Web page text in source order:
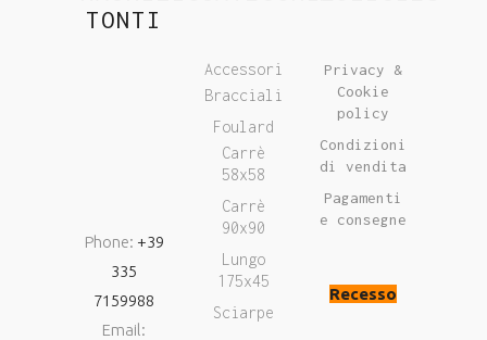
TONTI
Phone: +39
335
7159988
Email:
Accessori
Bracciali
Foulard
Carrè
58x58
Carrè
90x90
Lungo
175x45
Sciarpe
Privacy &
Cookie
policy
Condizioni
di vendita
Pagamenti
e consegne
Recesso